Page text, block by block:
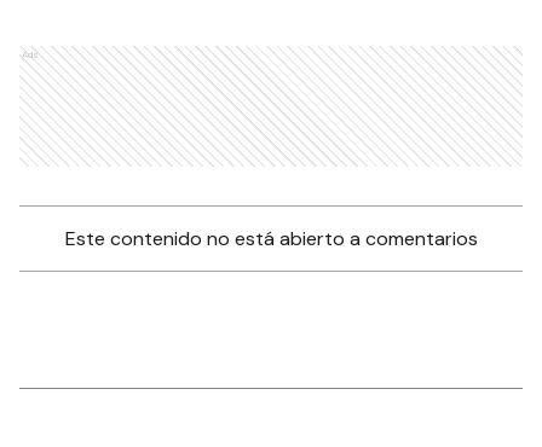
Ads
Este contenido no está abierto a comentarios